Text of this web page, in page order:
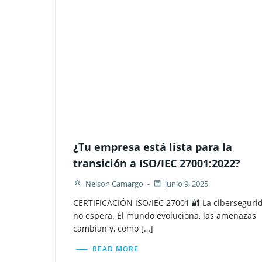
¿Tu empresa está lista para la
transición a ISO/IEC 27001:2022?
Nelson Camargo - junio 9, 2025
CERTIFICACIÓN ISO/IEC 27001 🔐 La
no espera. El mundo evoluciona, las amenazas
cambian y, como […]
READ MORE